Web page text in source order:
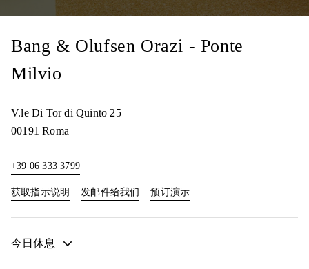
Bang & Olufsen Orazi - Ponte
Milvio
V.le Di Tor di Quinto 25
00191 Roma
+39 06 333 3799
获取指示说明 Link Opens in New Tab
发邮件给我们 预订演示Link Opens in New Tab
今日休息